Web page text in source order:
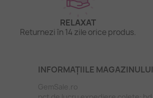
RELAXAT
Returnezi în 14 zile orice produs.
INFORMAȚIILE MAGAZINULUI
GemSale.ro